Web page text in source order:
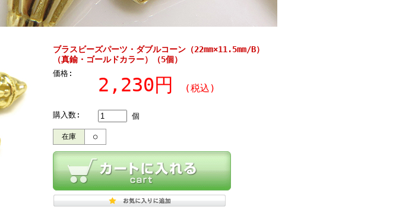
ブラスビーズパーツ・ダブルコーン（22mm×11.5mm/B）
（真鍮・ゴールドカラー）（5個）
価格:
2,230円 (税込)
購入数: 個
在庫 ○